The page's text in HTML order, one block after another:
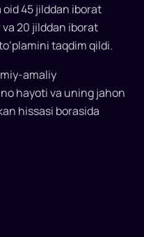
45 jilddan iborat
20 jilddan iborat
taqdim qildi.
amaliy
hayoti va uning jahon
hissasi borasida